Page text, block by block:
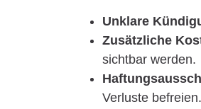
Unklare
Zusätzliche
sichtbar werden.
Verluste befreien.